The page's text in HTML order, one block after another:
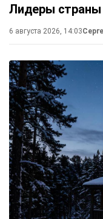
Лидеры страны
6 августа 2026, 14:03